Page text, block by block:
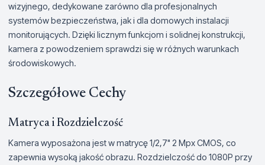
wizyjnego, dedykowane zarówno dla profesjonalnych
systemów bezpieczeństwa, jak i dla domowych instalacji
monitorujących. Dzięki licznym funkcjom i solidnej konstrukcji,
kamera z powodzeniem sprawdzi się w różnych warunkach
środowiskowych.
Szczegółowe Cechy
Matryca i Rozdzielczość
Kamera wyposażona jest w matrycę 1/2,7" 2 Mpx CMOS, co
zapewnia wysoką jakość obrazu. Rozdzielczość do 1080P przy